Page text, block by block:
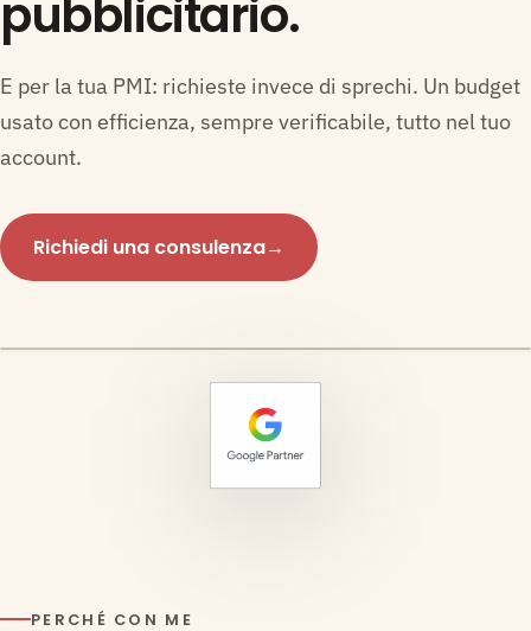
pubblicitario.
E per la tua PMI: richieste invece di sprechi. Un budget
usato con efficienza, sempre verificabile, tutto nel tuo
account.
Richiedi una consulenza→
PERCHÉ CON ME